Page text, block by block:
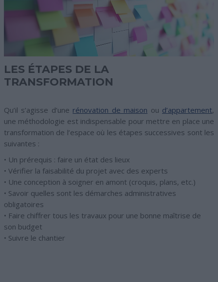
LES ÉTAPES DE LA
TRANSFORMATION
Qu’il s’agisse d’une rénovation de maison ou d’appartement,
une méthodologie est indispensable pour mettre en place une
transformation de l’espace où les étapes successives sont les
suivantes :
• Un prérequis : faire un état des lieux
• Vérifier la faisabilité du projet avec des experts
• Une conception à soigner en amont (croquis, plans, etc.)
• Savoir quelles sont les démarches administratives
obligatoires
• Faire chiffrer tous les travaux pour une bonne maîtrise de
son budget
• Suivre le chantier